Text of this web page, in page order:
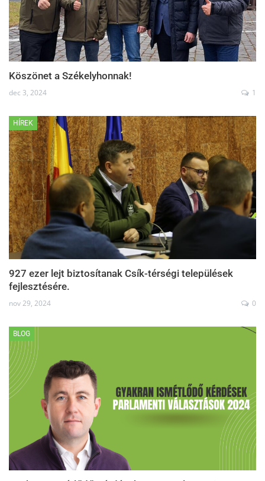
Köszönet a Székelyhonnak!
dec 3, 2024 1
HÍREK
927 ezer lejt biztosítanak Csík-térségi települések
fejlesztésére.
nov 29, 2024 0
BLOG